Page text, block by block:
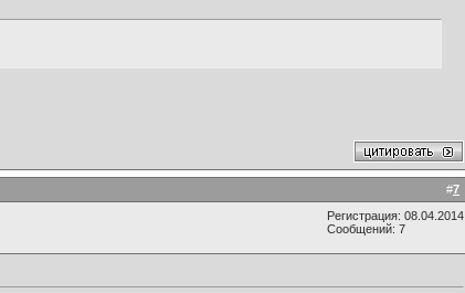
#7
Регистрация: 08.04.2014
Сообщений: 7